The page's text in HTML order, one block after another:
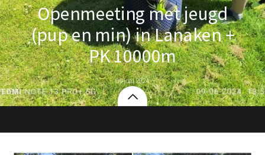
Openmeeting met jeugd
(pup en min) in Lanaken +
PK 10000m
09 juni 2024